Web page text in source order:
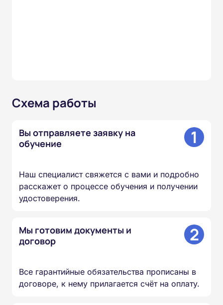
Схема работы
Вы отправляете заявку на
обучение
1
Наш специалист свяжется с вами и подробно
расскажет о процессе обучения и получении
удостоверения.
Мы готовим документы и
договор
2
Все гарантийные обязательства прописаны в
договоре, к нему прилагается счёт на оплату.